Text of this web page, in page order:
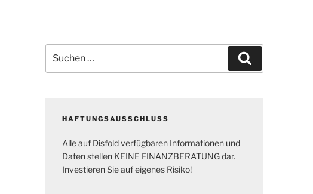
nach:
HAFTUNGSAUSSCHLUSS
Alle auf Disfold verfügbaren Informationen und
Daten stellen KEINE FINANZBERATUNG dar.
Investieren Sie auf eigenes Risiko!